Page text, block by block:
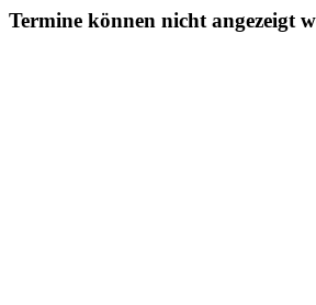
Termine können nicht angezeigt